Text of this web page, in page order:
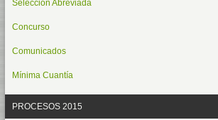
Selección Abreviada
Concurso
Comunicados
Mínima Cuantía
PROCESOS 2015